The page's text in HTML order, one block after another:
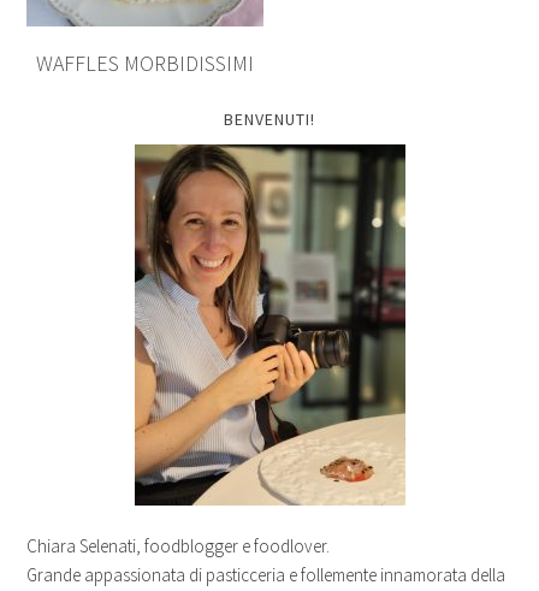
WAFFLES MORBIDISSIMI
BENVENUTI!
Chiara Selenati, foodblogger e foodlover.
Grande appassionata di pasticceria e follemente innamorata della